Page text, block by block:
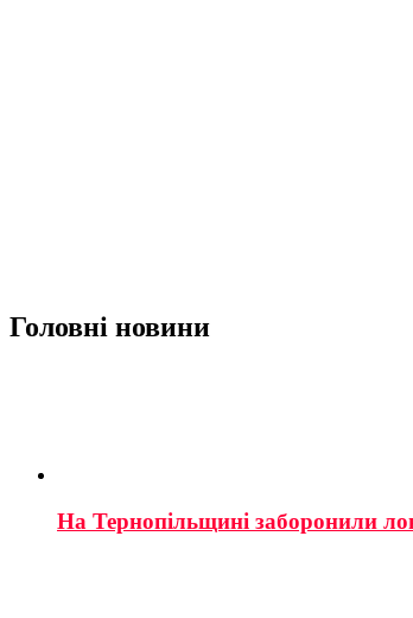
Головні новини
На Тернопільщині заборонили